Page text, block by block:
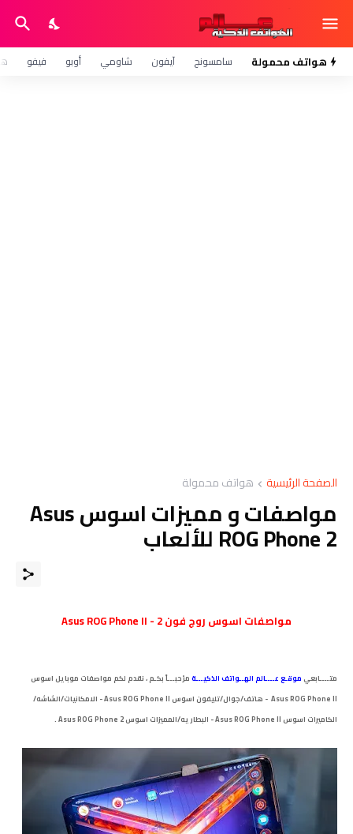
هواتف محمولة سامسونج آيفون شاومي أوبو فيفو
الصفحة الرئيسية هواتف محمولة
مواصفات و مميزات اسوس Asus
ROG Phone 2 للألعاب
مواصفات اسوس روج فون 2 - Asus ROG Phone II
متــــابعيموقـع عــــالم الهــواتف الذكيـــةمرْحبـــاً بكـم ، نقدم لكم مواصفات موبايلاسوس
Asus ROG Phone II - هاتف/جوال/تليفون
اسوس Asus ROG Phone II
- الامكانيات/الشاشه/
الكاميراتاسوس Asus ROG Phone II - البطاريه/المميزات اسوس Asus ROG Phone 2 .